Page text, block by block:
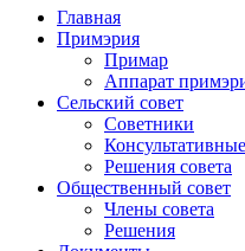
Примэрия Чишмикиой
Главная
Примэрия
Примар
Аппарат
Сельский совет
Советники
Решения совета
Общественный совет
Члены совета
Решения